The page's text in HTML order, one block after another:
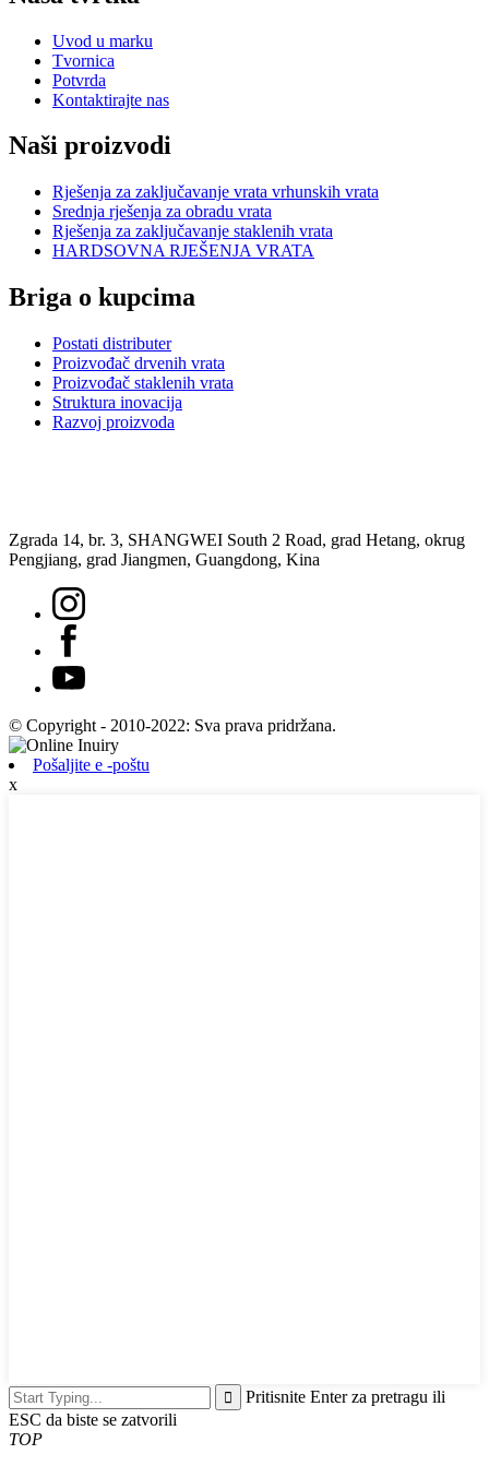
Uvod u marku
Tvornica
Potvrda
Kontaktirajte nas
Naši proizvodi
Rješenja za zaključavanje vrata vrhunskih vrata
Srednja rješenja za obradu vrata
Rješenja za zaključavanje staklenih vrata
HARDSOVNA RJEŠENJA VRATA
Briga o kupcima
Postati distributer
Proizvođač drvenih vrata
Proizvođač staklenih vrata
Struktura inovacija
Razvoj proizvoda
Zgrada 14, br. 3, SHANGWEI South 2 Road, grad Hetang, okrug
Pengjiang, grad Jiangmen, Guangdong, Kina
© Copyright - 2010-2022: Sva prava pridržana.
Pošaljite e -poštu
x
Pritisnite Enter za pretragu ili
ESC da biste se zatvorili
TOP